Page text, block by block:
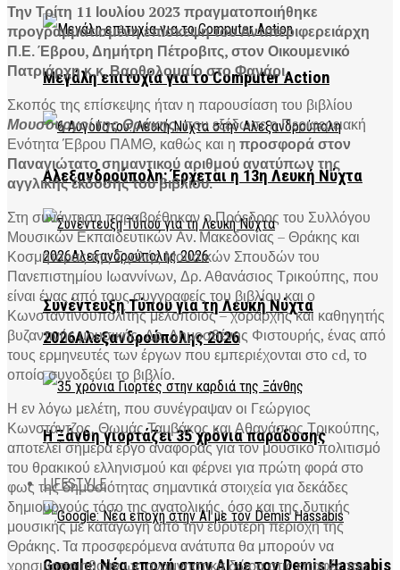
Μεγάλη επιτυχία για το Computer Action
Αλεξανδρούπολη: Έρχεται η 13η Λευκή Νύχτα
Συνέντευξη Τύπου για τη Λευκή Νύχτα
2026Αλεξανδρούπολης 2026
Η Ξάνθη γιορτάζει 35 χρόνια παράδοσης
LIFESTYLE
Google: Νέα εποχή στην AI με τον Demis Hassabis
Την Τρίτη 11 Ιουλίου 2023 πραγματοποιήθηκε
προγραμματισμένη επίσκεψη του Αντιπεριφερειάρχη
Π.Ε. Έβρου, Δημήτρη Πέτροβιτς, στον Οικουμενικό
Πατριάρχη κ.κ. Βαρθολομαίο στο Φανάρι.
Σκοπός της επίσκεψης ήταν η παρουσίαση του βιβλίου
Μουσουργοί της Θράκης, που εξέδωσε η Περιφερειακή
Ενότητα Έβρου ΠΑΜΘ, καθώς και η προσφορά στον
Παναγιώτατο σημαντικού αριθμού ανατύπων της
αγγλικής έκδοσης του βιβλίου.
Στη συνάντηση παραβρέθηκαν ο Πρόεδρος του Συλλόγου
Μουσικών Εκπαιδευτικών Αν. Μακεδονίας – Θράκης και
Κοσμήτορας της Σχολής Μουσικών Σπουδών του
Πανεπιστημίου Ιωαννίνων, Δρ. Αθανάσιος Τρικούπης, που
είναι ένας από τους συγγραφείς του βιβλίου και ο
Κωνσταντινουπολίτης μελοποιός – χοράρχης και καθηγητής
βυζαντινής μουσικής, Δρ. Δημοσθένης Φιστουρής, ένας από
τους ερμηνευτές των έργων που εμπεριέχονται στο cd, το
οποίο συνοδεύει το βιβλίο.
Η εν λόγω μελέτη, που συνέγραψαν οι Γεώργιος
Κωνστάντζος, Θωμάς Ταμβάκος και Αθανάσιος Τρικούπης,
αποτελεί σήμερα έργο αναφοράς για τον μουσικό πολιτισμό
του θρακικού ελληνισμού και φέρνει για πρώτη φορά στο
φως της δημοσιότητας σημαντικά στοιχεία για δεκάδες
δημιουργούς τόσο της ανατολικής, όσο και της δυτικής
μουσικής με καταγωγή από την ευρύτερη περιοχή της
Θράκης. Τα προσφερόμενα ανάτυπα θα μπορούν να
χρησιμοποιηθούν ως αναμνηστικά δώρα στις επαφές του